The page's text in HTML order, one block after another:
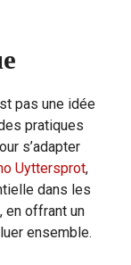
pas une idée
pratiques
s’adapter
Uyttersprot,
dans les
en offrant un
ensemble.